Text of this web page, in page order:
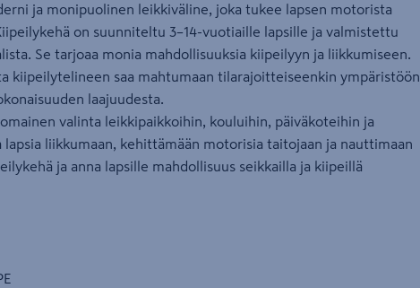
ja monipuolinen leikkiväline, joka tukee lapsen motorista
on suunniteltu 3–14-vuotiaille lapsille ja valmistettu
Se tarjoaa monia mahdollisuuksia kiipeilyyn ja liikkumiseen.
kiipeilytelineen saa mahtumaan tilarajoitteiseenkin ympäristöön
laajuudesta.
valinta leikkipaikkoihin, kouluihin, päiväkoteihin ja
lapsia liikkumaan, kehittämään motorisia taitojaan ja nauttimaan
ja anna lapsille mahdollisuus seikkailla ja kiipeillä